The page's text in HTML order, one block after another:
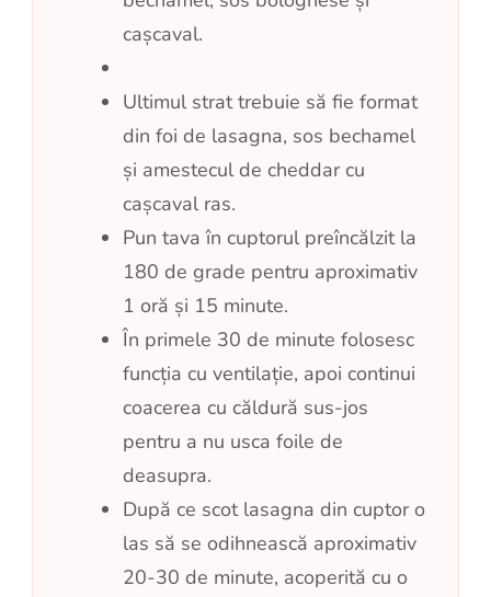
cașcaval.
Ultimul strat trebuie să fie format
din foi de lasagna, sos bechamel
și amestecul de cheddar cu
cașcaval ras.
Pun tava în cuptorul preîncălzit la
180 de grade pentru aproximativ
1 oră și 15 minute.
În primele 30 de minute folosesc
funcția cu ventilație, apoi continui
coacerea cu căldură sus-jos
pentru a nu usca foile de
deasupra.
După ce scot lasagna din cuptor o
las să se odihnească aproximativ
20-30 de minute, acoperită cu o